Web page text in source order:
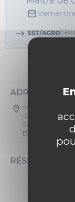
SST/AGRO
ADRESSE
AGRO -
L7.05.01
Croix du Sud 2
1348 Louvain-la-
RÉSEAUX